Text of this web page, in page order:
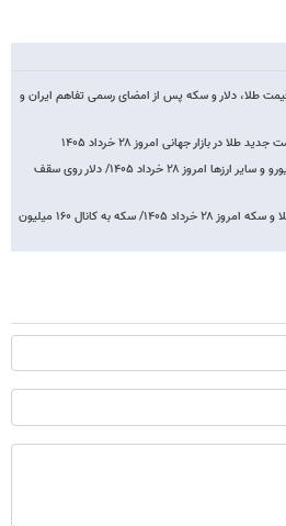
طلا، دلار و سکه پس از امضای رسمی تفاهم ایران و
در بازار جهانی امروز ۲۸ خرداد ۱۴۰۵
قیمت زمان بازگشایی دلار، یورو و سایر ارزها امروز ۲۸ خرداد ۱۴۰۵/ دلار روی سقف
قیمت زمان بازگشایی بازار طلا و سکه امروز ۲۸ خرداد ۱۴۰۵/ سکه به کانال ۱۶۰ میلیون